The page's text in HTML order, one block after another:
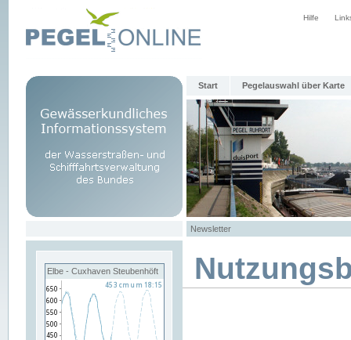
Hilfe
Start Pegelauswahl über Karte
Newsletter
Elbe - Cuxhaven Steubenhöft